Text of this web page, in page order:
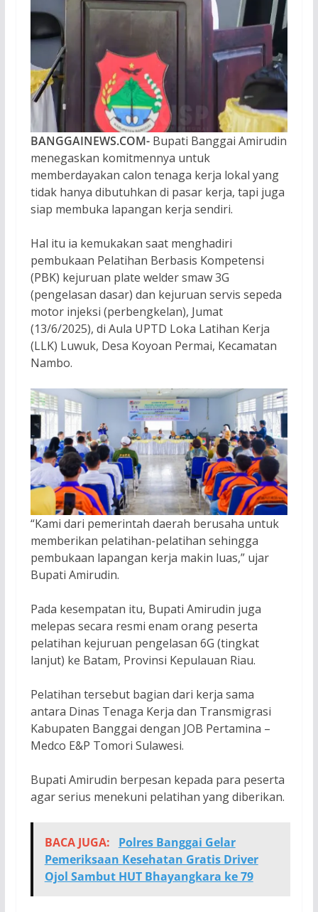
BANGGAINEWS.COM-Bupati Banggai Amirudin
menegaskan komitmennya untuk
memberdayakan calon tenaga kerja lokal yang
tidak hanya dibutuhkan di pasar kerja, tapi juga
siap membuka lapangan kerja sendiri.
Hal itu ia kemukakan saat menghadiri
pembukaan Pelatihan Berbasis Kompetensi
(PBK) kejuruan plate welder smaw 3G
(pengelasan dasar) dan kejuruan servis sepeda
motor injeksi (perbengkelan), Jumat
(13/6/2025), di Aula UPTD Loka Latihan Kerja
(LLK) Luwuk, Desa Koyoan Permai, Kecamatan
Nambo.
“Kami dari pemerintah daerah berusaha untuk
memberikan pelatihan-pelatihan sehingga
pembukaan lapangan kerja makin luas,” ujar
Bupati Amirudin.
Pada kesempatan itu, Bupati Amirudin juga
melepas secara resmi enam orang peserta
pelatihan kejuruan pengelasan 6G (tingkat
lanjut) ke Batam, Provinsi Kepulauan Riau.
Pelatihan tersebut bagian dari kerja sama
antara Dinas Tenaga Kerja dan Transmigrasi
Kabupaten Banggai dengan JOB Pertamina –
Medco E&P Tomori Sulawesi.
Bupati Amirudin berpesan kepada para peserta
agar serius menekuni pelatihan yang diberikan.
BACA JUGA:
Polres Banggai Gelar
Pemeriksaan Kesehatan Gratis Driver
Ojol Sambut HUT Bhayangkara ke 79